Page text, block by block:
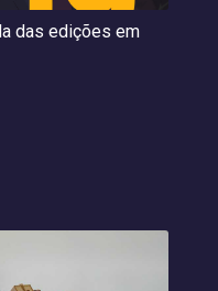
das edições em